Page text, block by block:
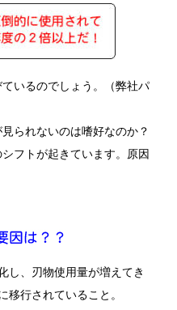
いるのでしょう。（弊社パ
られないのは嗜好なのか？
フトが起きています。原因
し、刃物使用量が増えてき
移行されていること。